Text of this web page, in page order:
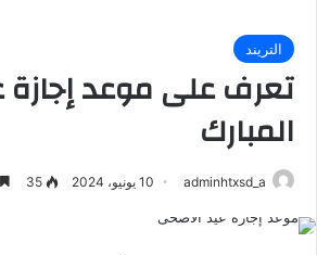
التريند
تعرف على موعد إجازة
المبارك
adminhtxsd_a 10 يونيو، 2024 35